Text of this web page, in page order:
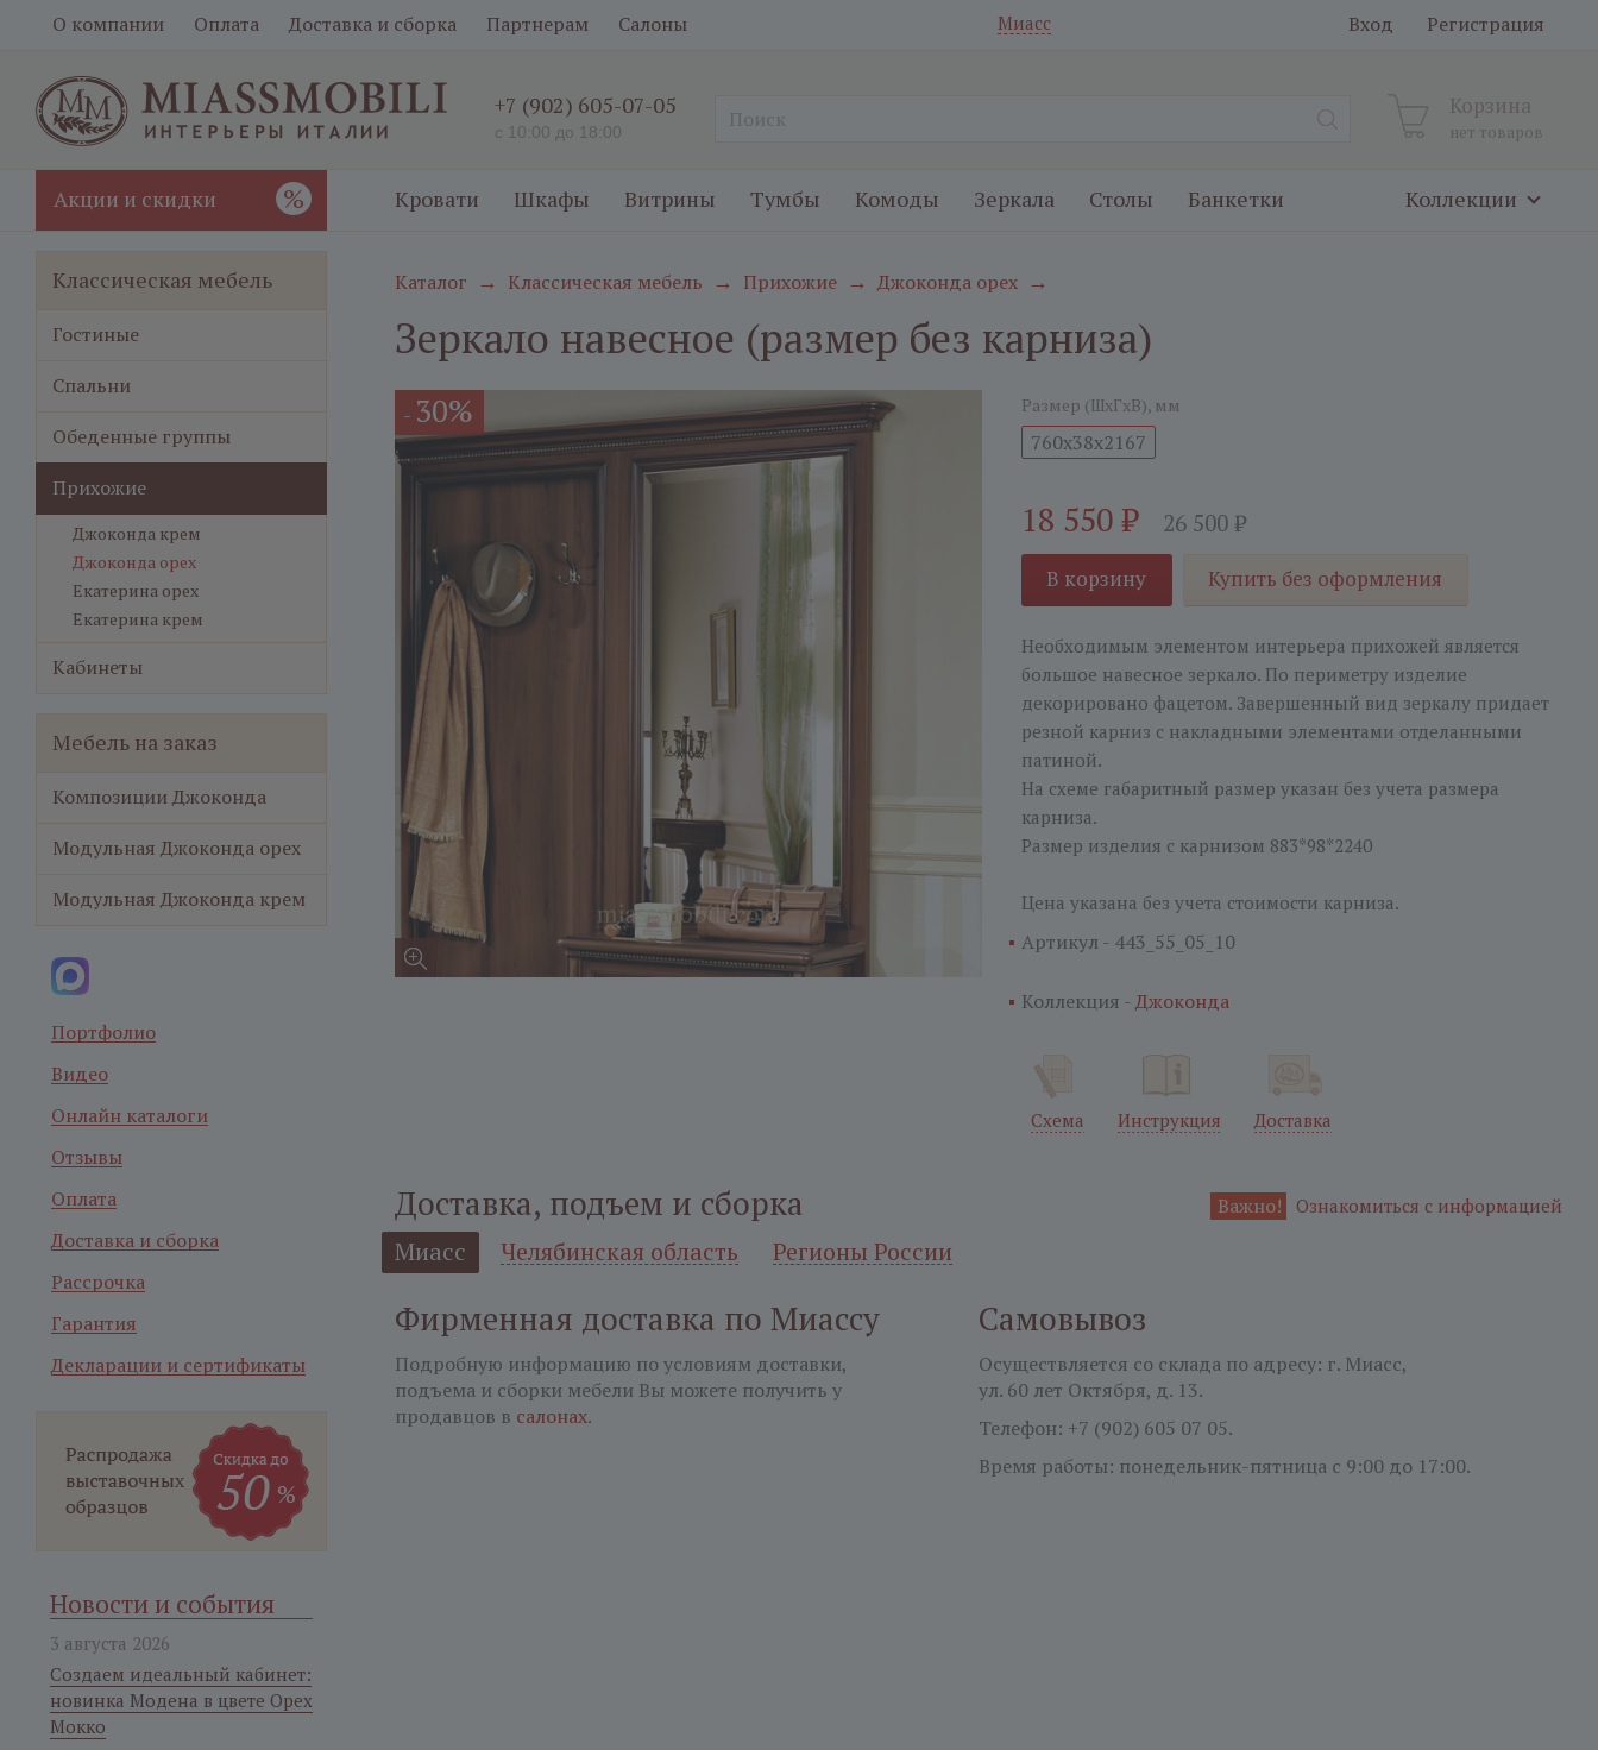
О компании Оплата Доставка и сборка Партнерам Салоны Миасс Вход Регистрация
+7 (902) 605-07-05
с 10:00 до 18:00
Корзина
нет товаров
Акции и скидки % Кровати Шкафы Витрины Тумбы Комоды Зеркала Столы Банкетки Коллекции
Каталог → Классическая мебель → Прихожие → Джоконда орех →
Зеркало навесное (размер без карниза)
- 30% Размер (ШxГxВ), мм
760x38x2167
18 550₽ 26 500₽
В корзину Купить без оформления
Необходимым элементом интерьера прихожей является
большое навесное зеркало. По периметру изделие
декорировано фацетом. Завершенный вид зеркалу придает
резной карниз с накладными элементами отделанными
патиной.
На схеме габаритный размер указан без учета размера
карниза.
Размер изделия с карнизом 883*98*2240
Цена указана без учета стоимости карниза.
Артикул - 443_55_05_10
Коллекция -Джоконда
Схема Инструкция Доставка
Доставка, подъем и сборка Важно! Ознакомиться с информацией
Миасс Челябинская область Регионы России
Фирменная доставка по Миассу
Подробную информацию по условиям доставки,
подъема и сборки мебели Вы можете получить у
продавцов в салонах.
Самовывоз
Осуществляется со склада по адресу: г. Миасс,
ул. 60 лет Октября, д. 13.
Телефон: +7 (902) 605 07 05.
Время работы: понедельник-пятница с 9:00 до 17:00.
Классическая мебель
Гостиные
Спальни
Обеденные группы
Прихожие
Джоконда крем
Джоконда орех
Екатерина орех
Екатерина крем
Кабинеты
Мебель на заказ
Композиции Джоконда
Модульная Джоконда орех
Модульная Джоконда крем
Портфолио
Видео
Онлайн каталоги
Отзывы
Оплата
Доставка и сборка
Рассрочка
Гарантия
Декларации и сертификаты
Новости и события
3 августа 2026
Создаем идеальный кабинет:
новинка Модена в цвете Орех
Мокко